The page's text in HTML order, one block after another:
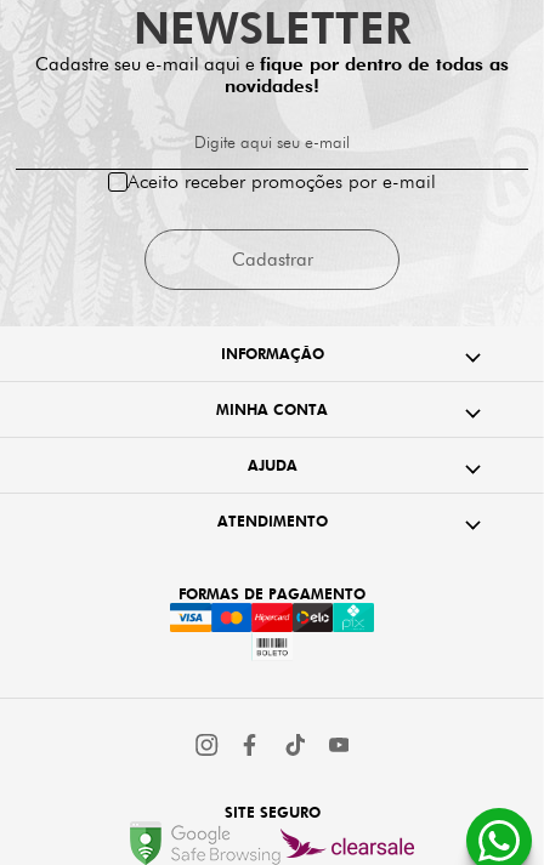
NEWSLETTER
Cadastre seu e-mail aqui e fique por dentro de todas as
novidades!
Digite aqui seu e-mail
Cadastrar
Aceito receber promoções por e-mail
INFORMAÇÃO
MINHA CONTA
AJUDA
ATENDIMENTO
FORMAS DE PAGAMENTO
SITE SEGURO